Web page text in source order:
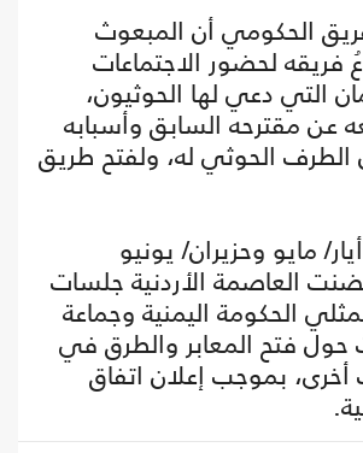
الحكومي أن المبعوث
فريقه لحضور الاجتماعات
التي دعي لها الحوثيون،
عن مقترحه السابق وأسبابه
الحوثي له، ولفتح طريق
مايو وحزيران/ يونيو
العاصمة الأردنية جلسات
الحكومة اليمنية وجماعة
حول فتح المعابر والطرق في
بموجب إعلان اتفاق